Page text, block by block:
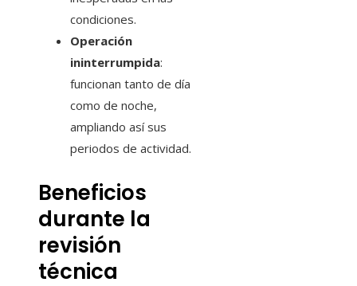
condiciones.
Operación
ininterrumpida:
funcionan tanto de día
como de noche,
ampliando así sus
periodos de actividad.
Beneficios
durante la
revisión
técnica